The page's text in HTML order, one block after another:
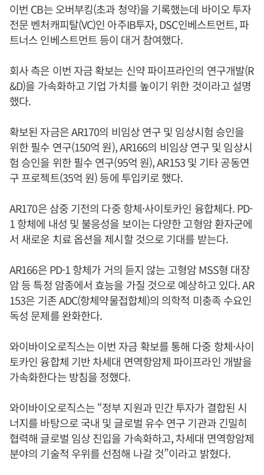
이번 CB는 오버부킹(초과 청약)을 기록했는데 바이오 투자
전문 벤처캐피탈(VC)인 아주IB투자, DSC인베스트먼트, 파
트너스 인베스트먼트 등이 대거 참여했다.
회사 측은 이번 자금 확보는 신약 파이프라인의 연구개발(R
&D)을 가속화하고 기업 가치를 높이기 위한 것이라고 설명
했다.
확보된 자금은 AR170의 비임상 연구 및 임상시험 승인을
위한 필수 연구(150억 원), AR166의 비임상 연구 및 임상시
험 승인을 위한 필수 연구(95억 원), AR153 및 기타 공동연
구 프로젝트(35억 원) 등에 투입키로 했다.
AR170은 삼중 기전의 다중 항체·사이토카인 융합체다. PD-
1 항체에 내성 및 불응성을 보이는 다양한 고형암 환자군에
서 새로운 치료 옵션을 제시할 것으로 기대를 받는다.
AR166은 PD-1 항체가 거의 듣지 않는 고형암 MSS형 대장
암 등 특정 암종에서 효능을 가질 것으로 예상하고 있다. AR
153은 기존 ADC(항체약물접합체)의 의학적 미충족 수요인
독성 문제를 완화한다.
와이바이오로직스는 이번 자금 확보를 통해 다중 항체·사이
토카인 융합체 기반 차세대 면역항암제 파이프라인 개발을
가속화한다는 방침을 정했다.
와이바이오로직스는 “정부 지원과 민간 투자가 결합된 시
너지를 바탕으로 국내 및 글로벌 유수 연구 기관과 긴밀히
협력해 글로벌 임상 진입을 가속화하고, 차세대 면역항암제
분야의 기술적 우위를 선점해 나갈 것”이라고 밝혔다.